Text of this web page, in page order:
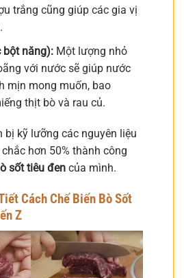
trắng cũng giúp các gia vị
bột năng):Một lượng nhỏ
với nước sẽ giúp nước
mịn mong muốn, bao
thịt bò và rau củ.
bị kỹ lưỡng các nguyên liệu
hơn 50% thành công
sốt tiêu đen của mình.
Cách Chế Biến Bò Sốt
Z